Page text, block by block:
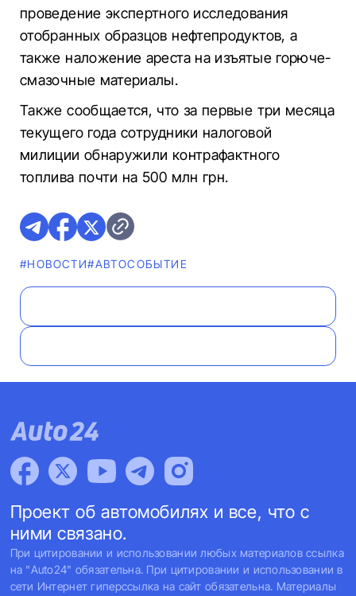
проведение экспертного исследования
отобранных образцов нефтепродуктов, а
также наложение ареста на изъятые горюче-
смазочные материалы.
Также сообщается, что за первые три месяца
текущего года сотрудники налоговой
милиции обнаружили контрафактного
топлива почти на 500 млн грн.
#НОВОСТИ#АВТОСОБЫТИЕ
Проект об автомобилях и все, что с
ними связано.
При цитировании и использовании любых материалов ссылка
на "Auto24" обязательна. При цитировании и использовании в
сети Интернет гиперссылка на сайт обязательна. Материалы